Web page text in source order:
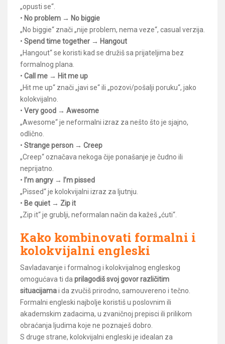
„opusti se“.
• No problem → No biggie
„No biggie“ znači „nije problem, nema veze“, casual verzija.
• Spend time together → Hangout
„Hangout“ se koristi kad se družiš sa prijateljima bez
formalnog plana.
• Call me → Hit me up
„Hit me up“ znači „javi se“ ili „pozovi/pošalji poruku“, jako
kolokvijalno.
• Very good → Awesome
„Awesome“ je neformalni izraz za nešto što je sjajno,
odlično.
• Strange person → Creep
„Creep“ označava nekoga čije ponašanje je čudno ili
neprijatno.
• I’m angry → I’m pissed
„Pissed“ je kolokvijalni izraz za ljutnju.
• Be quiet → Zip it
„Zip it“ je grublji, neformalan način da kažeš „ćuti“.
Kako kombinovati formalni i
kolokvijalni engleski
Savladavanje i formalnog i kolokvijalnog engleskog
omogućava ti da prilagodiš svoj govor različitim
situacijamai da zvučiš prirodno, samouvereno i tečno.
Formalni engleski najbolje koristiš u poslovnim ili
akademskim zadacima, u zvaničnoj prepisci ili prilikom
obraćanja ljudima koje ne poznaješ dobro.
S druge strane, kolokvijalni engleski je idealan za